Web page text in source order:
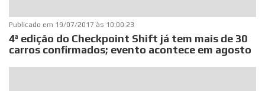
Publicado em 19/07/2017 às 10:00:23
4ª edição do Checkpoint Shift já tem mais de 30
carros confirmados; evento acontece em agosto